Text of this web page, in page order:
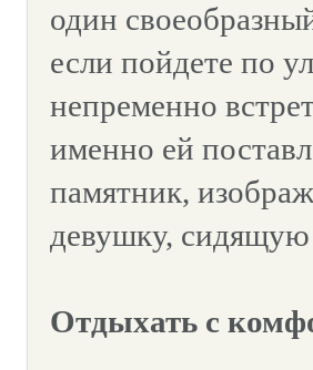
один
если пойдете по
непременно
именно ей
памятник,
девушку, сидящую
Отдыхать с